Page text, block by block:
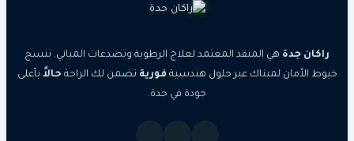
هي المنقذ المعتمد لعلاج الرطوبة وتصدعات المباني. ننسج
لمبناك عبر حلول هندسيةفوريةتضمن لك الراحةحالاًبأعلى
جودة في جدة.